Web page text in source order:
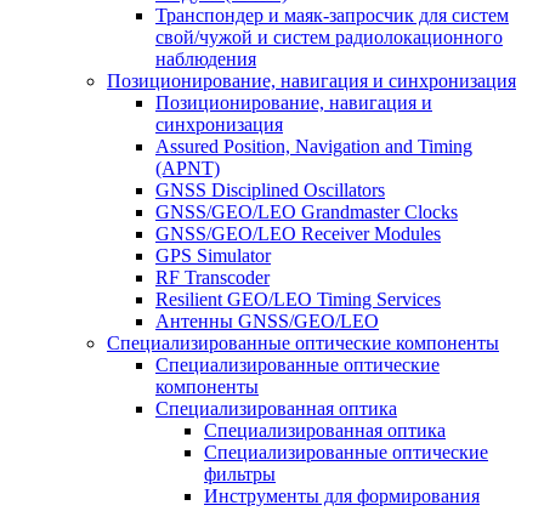
Транспондер и маяк-запросчик для систем
свой/чужой и систем радиолокационного
наблюдения
Позиционирование, навигация и синхронизация
Позиционирование, навигация и
синхронизация
Assured Position, Navigation and Timing
(APNT)
GNSS Disciplined Oscillators
GNSS/GEO/LEO Grandmaster Clocks
GNSS/GEO/LEO Receiver Modules
GPS Simulator
RF Transcoder
Resilient GEO/LEO Timing Services
Антенны GNSS/GEO/LEO
Специализированные оптические компоненты
Специализированные оптические
компоненты
Специализированная оптика
Специализированная оптика
Специализированные оптические
фильтры
Инструменты для формирования